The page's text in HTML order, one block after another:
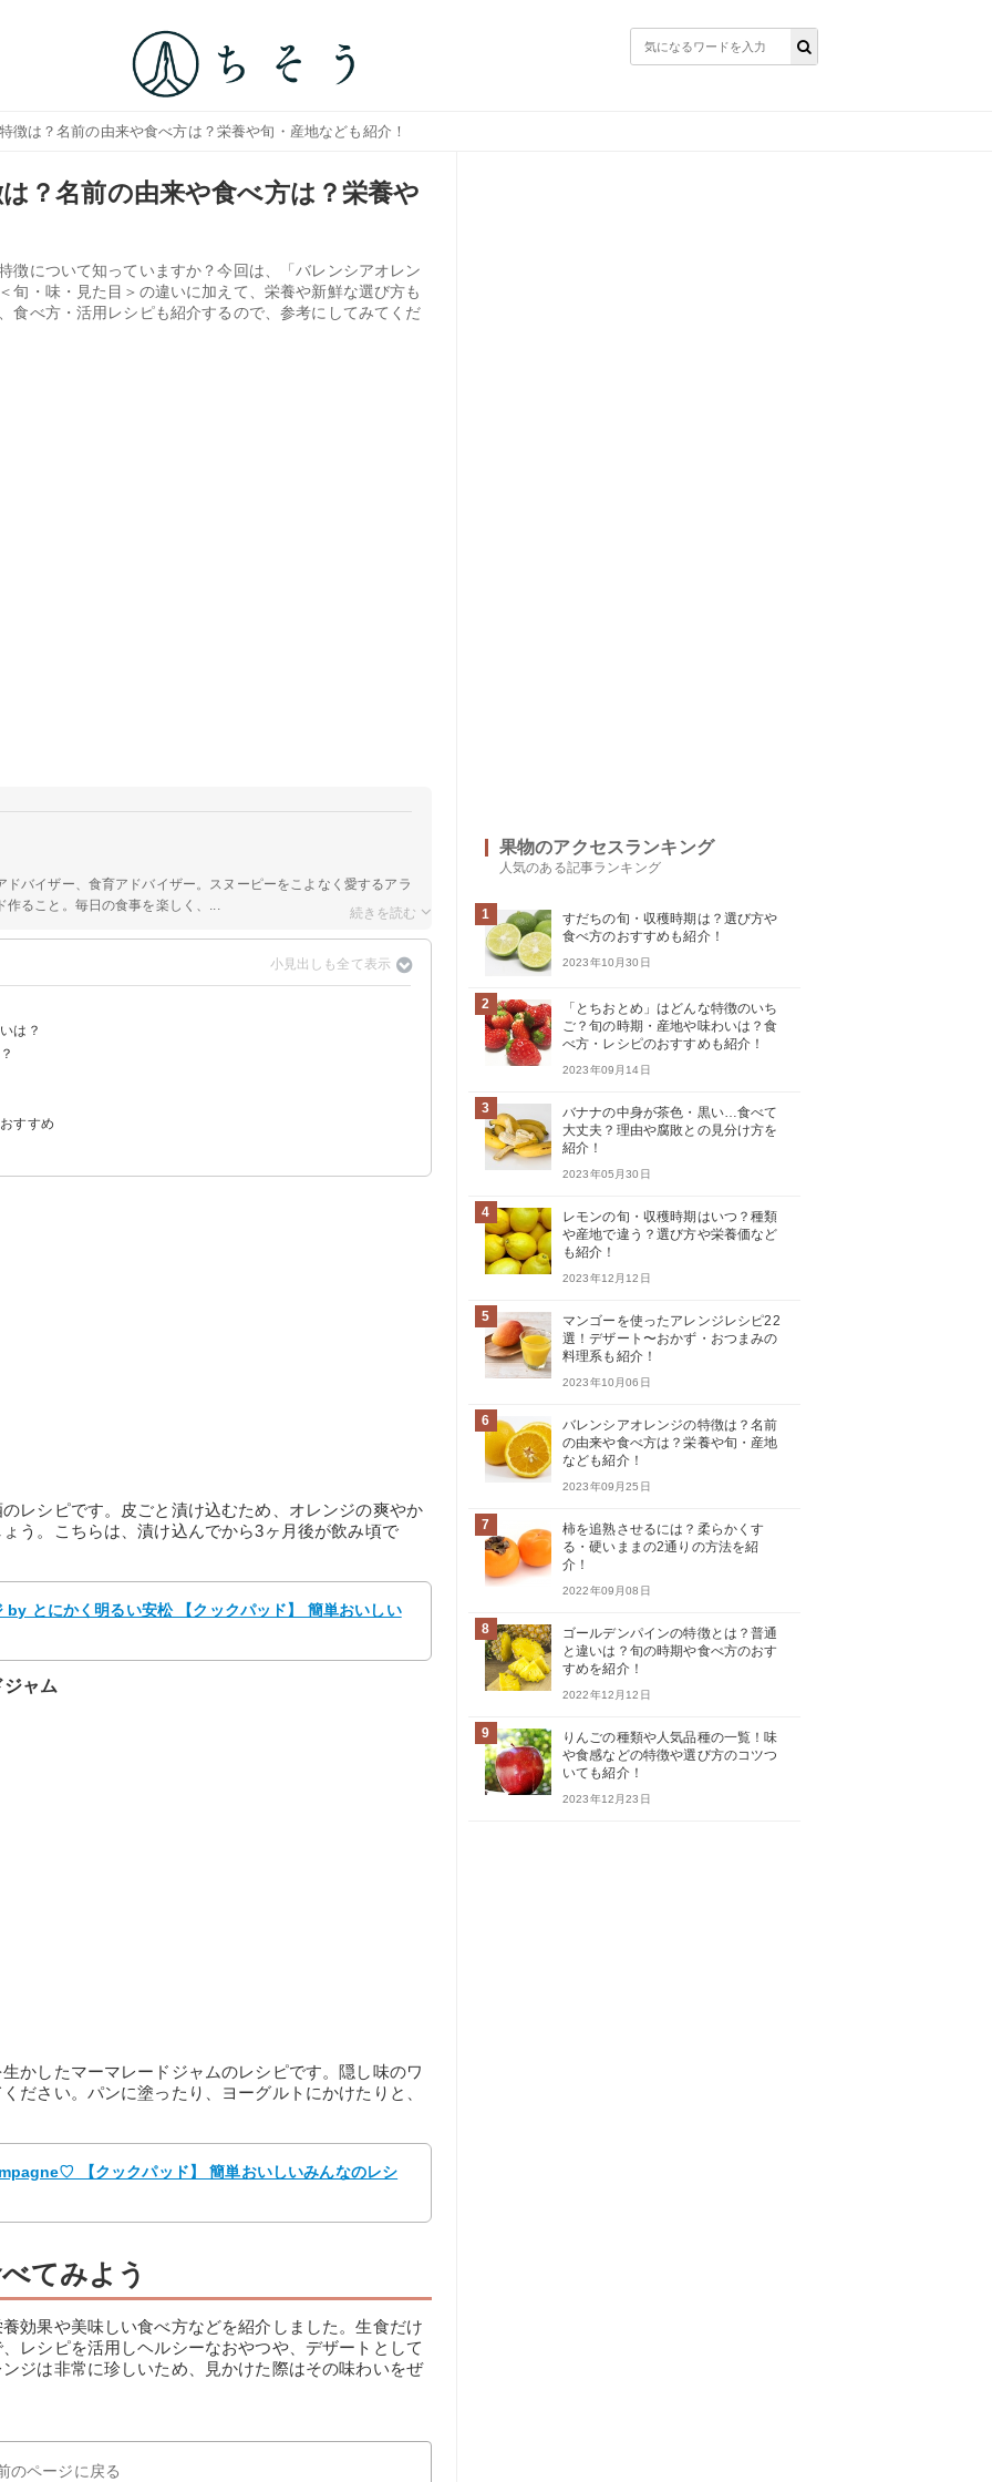
徴は？名前の由来や食べ方は？栄養や旬・産地なども紹介！
？名前の由来や食べ方は？栄養や
徴について知っていますか？今回は、「バレンシアオレン
旬・味・見た目＞の違いに加えて、栄養や新鮮な選び方も
食べ方・活用レシピも紹介するので、参考にしてみてくだ
バイザー、食育アドバイザー。スヌーピーをこよなく愛するアラ
ること。毎日の食事を楽しく、...
は？
すすめ
レシピです。皮ごと漬け込むため、オレンジの爽やか
う。こちらは、漬け込んでから3ヶ月後が飲み頃で
とにかく明るい安松 【クックパッド】 簡単おいしい
ャム
かしたマーマレードジャムのレシピです。隠し味のワ
ださい。パンに塗ったり、ヨーグルトにかけたりと、
【クックパッド】 簡単おいしいみんなのレシ
てみよう
効果や美味しい食べ方などを紹介しました。生食だけ
レシピを活用しヘルシーなおやつや、デザートとして
ジは非常に珍しいため、見かけた際はその味わいをぜ
のページに戻る
果物のアクセスランキング
人気のある記事ランキング
1
すだちの旬・収穫時期は？選び方や
食べ方のおすすめも紹介！
2023年10月30日
2
「とちおとめ」はどんな特徴のいち
ご？旬の時期・産地や味わいは？食
べ方・レシピのおすすめも紹介！
2023年09月14日
3
バナナの中身が茶色・黒い…食べて
大丈夫？理由や腐敗との見分け方を
紹介！
2023年05月30日
4
レモンの旬・収穫時期はいつ？種類
や産地で違う？選び方や栄養価など
も紹介！
2023年12月12日
5
マンゴーを使ったアレンジレシピ22
選！デザート〜おかず・おつまみの
料理系も紹介！
2023年10月06日
6
バレンシアオレンジの特徴は？名前
の由来や食べ方は？栄養や旬・産地
なども紹介！
2023年09月25日
7
柿を追熟させるには？柔らかくす
る・硬いままの2通りの方法を紹
介！
2022年09月08日
8
ゴールデンパインの特徴とは？普通
と違いは？旬の時期や食べ方のおす
すめを紹介！
2022年12月12日
9
りんごの種類や人気品種の一覧！味
や食感などの特徴や選び方のコツつ
いても紹介！
2023年12月23日